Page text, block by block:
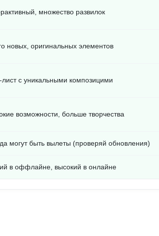
множество развилок
новых, оригинальных элементов
лист с уникальными композицими
возможности, больше творчества
могут быть вылеты (проверяй обновления)
в оффлайне, высокий в онлайне